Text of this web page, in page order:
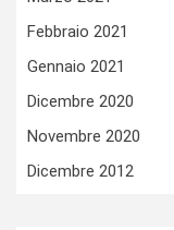
Febbraio 2021
Gennaio 2021
Dicembre 2020
Novembre 2020
Dicembre 2012